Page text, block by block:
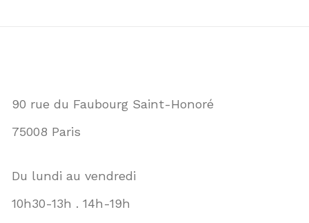
90 rue du Faubourg Saint-Honoré
75008 Paris
Du lundi au vendredi
10h30-13h . 14h-19h